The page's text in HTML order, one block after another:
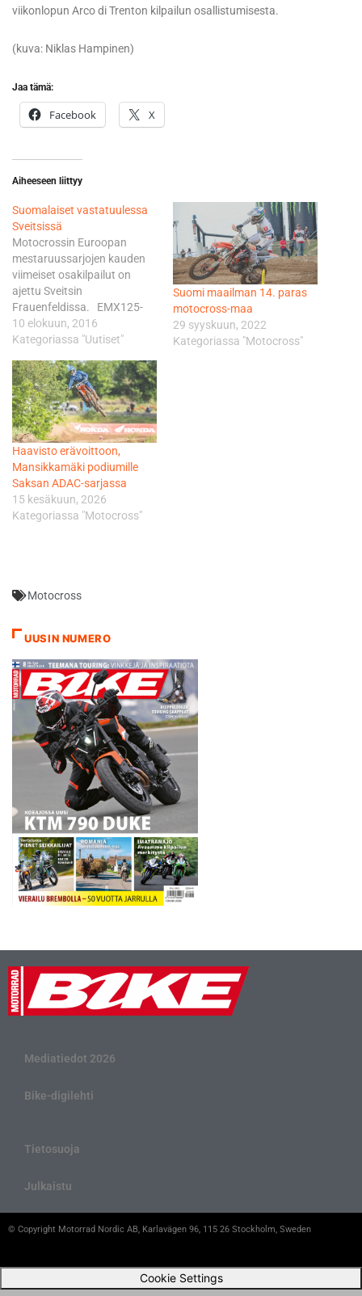
viikonlopun Arco di Trenton kilpailun osallistumisesta.
(kuva: Niklas Hampinen)
Jaa tämä:
Facebook X
Aiheeseen liittyy
Suomalaiset vastatuulessa
Sveitsissä
Motocrossin Euroopan
mestaruussarjojen kauden
viimeiset osakilpailut on
ajettu Sveitsin
Frauenfeldissa. EMX125-
luokassa ajava jämsäläinen
Roni Kytönen nousi
sijalle 13, kunnes radan
kuluessa ajo alkoi muuttua
kankeammaksi ja maalissa
nuorukainen oli 20.Toisessa
erässä Husqvarna-kuljettaja
taisteli jo tiukasti sijasta 12,
kunnes kaatui radan
loppuosalla ja tippui sijalle
18. menettäen…
10 elokuun, 2016
Kategoriassa "Uutiset"
Suomi maailman 14. paras
motocross-maa
29 syyskuun, 2022
Kategoriassa "Motocross"
Haavisto erävoittoon,
Mansikkamäki podiumille
Saksan ADAC-sarjassa
15 kesäkuun, 2026
Kategoriassa "Motocross"
Motocross
UUSIN NUMERO
Mediatiedot 2026
Bike-digilehti
Tietosuoja
Julkaistu
© Copyright Motorrad Nordic AB, Karlavägen 96, 115 26 Stockholm, Sweden
Cookie Settings